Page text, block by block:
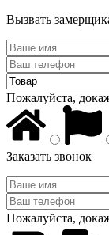
Вызвать
Пожалуйста,
Заказать звонок
Пожалуйста,